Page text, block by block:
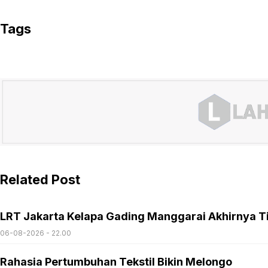
Tags
Related Post
LRT Jakarta Kelapa Gading Manggarai Akhirnya
06-08-2026 - 22.00
Rahasia Pertumbuhan Tekstil Bikin Melongo